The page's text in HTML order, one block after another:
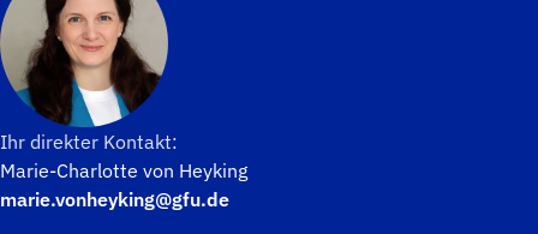
Ihr direkter Kontakt:
Marie-Charlotte von Heyking
marie.vonheyking@gfu.de